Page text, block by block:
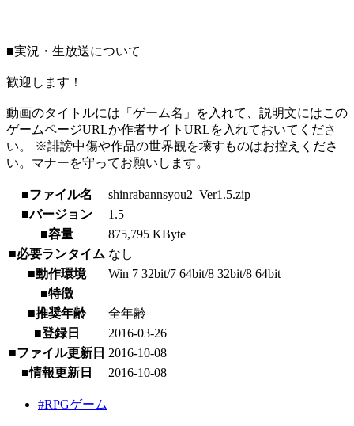
■実況・生放送について
歓迎します！
動画のタイトルには「ゲーム名」を入れて、説明文にはこの
ゲームページURLか作者サイトURLを入れておいてくださ
い。 ※誹謗中傷や作品の世界観を壊すものはお控えくださ
い。マナーを守ってお願いします。
■ファイル名
shinrabannsyou2_Ver1.5.zip
■バージョン
1.5
■容量
875,795 KByte
■必要ランタイム なし
■動作環境
Win 7 32bit/7 64bit/8 32bit/8 64bit
■特徴
■推奨年齢
全年齢
■登録日
2016-03-26
■ファイル更新日 2016-10-08
■情報更新日
2016-10-08
#RPGゲーム